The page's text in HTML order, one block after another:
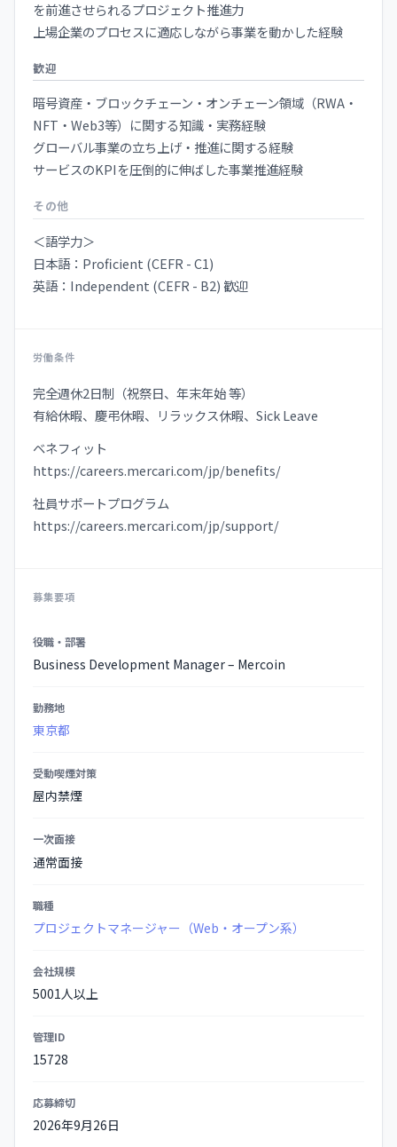
を前進させられるプロジェクト推進力
上場企業のプロセスに適応しながら事業を動かした経験
歓迎
暗号資産・ブロックチェーン・オンチェーン領域（RWA・
NFT・Web3等）に関する知識・実務経験
グローバル事業の立ち上げ・推進に関する経験
サービスのKPIを圧倒的に伸ばした事業推進経験
その他
＜語学力＞
日本語：Proficient (CEFR - C1)
英語：Independent (CEFR - B2) 歓迎
労働条件
完全週休2日制（祝祭日、年末年始 等）
有給休暇、慶弔休暇、リラックス休暇、Sick Leave
ベネフィット
https://careers.mercari.com/jp/benefits/
社員サポートプログラム
https://careers.mercari.com/jp/support/
募集要項
集
要
詳
細
役職・部署
Business Development Manager – Mercoin
勤務地
東京都
受動喫煙対策
屋内禁煙
一次面接
通常面接
職種
プロジェクトマネージャー（Web・オープン系）
会社規模
5001人以上
管理ID
15728
応募締切
2026年9月26日